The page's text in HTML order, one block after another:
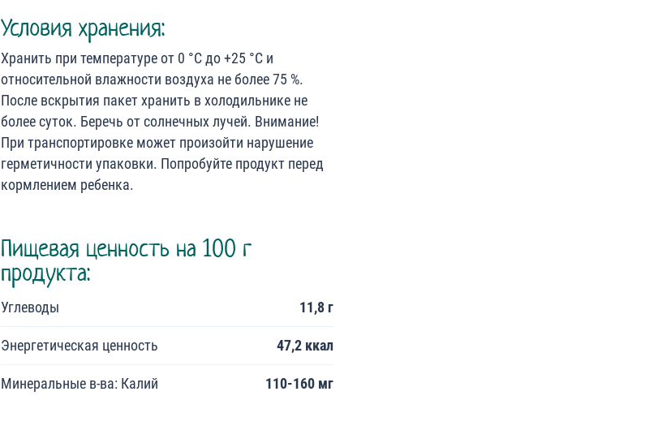
Условия хранения:
Хранить при температуре от 0 °С до +25 °С и
относительной влажности воздуха не более 75 %.
После вскрытия пакет хранить в холодильнике не
более суток. Беречь от солнечных лучей. Внимание!
При транспортировке может произойти нарушение
герметичности упаковки. Попробуйте продукт перед
кормлением ребенка.
Пищевая ценность на 100 г
продукта:
Углеводы 11,8 г
Энергетическая ценность 47,2 ккал
Минеральные в-ва: Калий 110-160 мг